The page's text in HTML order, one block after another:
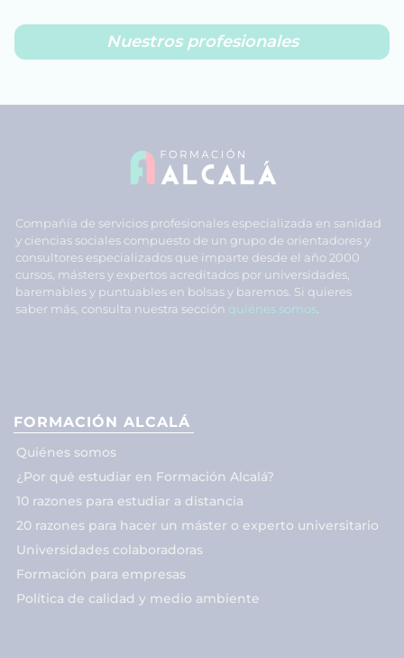
Nuestros profesionales
Compañía de servicios profesionales especializada en sanidad
y ciencias sociales compuesto de un grupo de orientadores y
consultores especializados que imparte desde el año 2000
cursos, másters y expertos acreditados por universidades,
baremables y puntuables en bolsas y baremos. Si quieres
saber más, consulta nuestra sección quiénes somos
FORMACIÓN ALCALÁ
Quiénes somos
¿Por qué estudiar en Formación Alcalá?
10 razones para estudiar a distancia
20 razones para hacer un máster o experto universitario
Universidades colaboradoras
Formación para empresas
Política de calidad y medio ambiente